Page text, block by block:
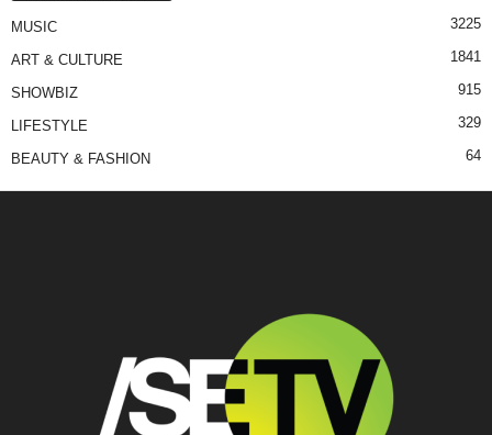
MUSIC 3225
ART & CULTURE 1841
SHOWBIZ 915
LIFESTYLE 329
BEAUTY & FASHION 64